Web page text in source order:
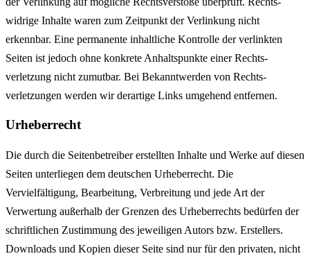
widrige Inhalte waren zum Zeitpunkt der Verlinkung nicht
erkennbar. Eine permanente inhaltliche Kontrolle der verlinkten
Seiten ist jedoch ohne konkrete Anhalts­punkte einer Rechts­
verletzung nicht zumutbar. Bei Bekanntwerden von Rechts­
verletzungen werden wir derartige Links umgehend entfernen.
Urheberrecht
Die durch die Seiten­betreiber erstellten Inhalte und Werke auf diesen
Seiten unterliegen dem deutschen Urheberrecht. Die
Vervielfältigung, Bearbeitung, Verbreitung und jede Art der
Verwertung außerhalb der Grenzen des Urheberrechts bedürfen der
schriftlichen Zustimmung des jeweiligen Autors bzw. Erstellers.
Downloads und Kopien dieser Seite sind nur für den privaten, nicht